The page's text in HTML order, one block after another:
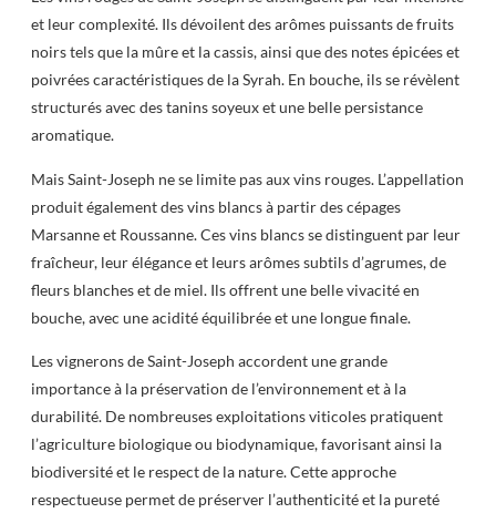
et leur complexité. Ils dévoilent des arômes puissants de fruits
noirs tels que la mûre et la cassis, ainsi que des notes épicées et
poivrées caractéristiques de la Syrah. En bouche, ils se révèlent
structurés avec des tanins soyeux et une belle persistance
aromatique.
Mais Saint-Joseph ne se limite pas aux vins rouges. L’appellation
produit également des vins blancs à partir des cépages
Marsanne et Roussanne. Ces vins blancs se distinguent par leur
fraîcheur, leur élégance et leurs arômes subtils d’agrumes, de
fleurs blanches et de miel. Ils offrent une belle vivacité en
bouche, avec une acidité équilibrée et une longue finale.
Les vignerons de Saint-Joseph accordent une grande
importance à la préservation de l’environnement et à la
durabilité. De nombreuses exploitations viticoles pratiquent
l’agriculture biologique ou biodynamique, favorisant ainsi la
biodiversité et le respect de la nature. Cette approche
respectueuse permet de préserver l’authenticité et la pureté